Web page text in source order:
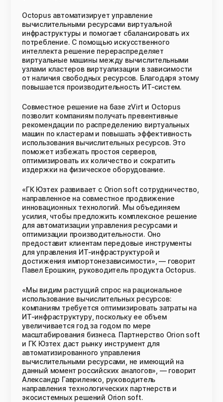
Octopus автоматизирует управление
вычислительными ресурсами виртуальной
инфраструктуры и помогает сбалансировать их
потребление. С помощью искусственного
интеллекта решение перераспределяет
виртуальные машины между вычислительными
узлами кластеров виртуализации в зависимости
от наличия свободных ресурсов. Благодаря этому
повышается производительность ИТ-систем.
Совместное решение на базе zVirt и Octopus
позволит компаниям получать превентивные
рекомендации по распределению виртуальных
машин по кластерам и повышать эффективность
использования вычислительных ресурсов. Это
поможет избежать простоя серверов,
оптимизировать их количество и сократить
издержки на физическое оборудование.
«ГК Юзтех развивает с Orion soft сотрудничество,
направленное на совместное продвижение
инновационных технологий. Мы объединяем
усилия, чтобы предложить комплексное решение
для автоматизации управления ресурсами и
оптимизации производительности. Оно
предоставит клиентам передовые инструменты
для управления ИТ-инфраструктурой и
достижения импортонезависимости», — говорит
Павел Ерошкин, руководитель продукта Octopus.
«Мы видим растущий спрос на рациональное
использование вычислительных ресурсов:
компаниям требуется оптимизировать затраты на
ИТ-инфраструктуру, поскольку ее объем
увеличивается год за годом по мере
масштабирования бизнеса. Партнерство Orion soft
и ГК Юзтех даст рынку инструмент для
автоматизированного управления
вычислительными ресурсами, не имеющий на
данный момент российских аналогов», — говорит
Александр Гавриленко, руководитель
направления технологических партнерств и
экосистемных решений Orion soft.